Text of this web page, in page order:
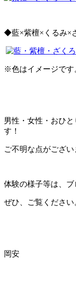
◆藍×紫檀×くるみ×
※色はイメージです
男性・女性・おひ
す！
ご不明な点がござ
体験の様子等は、ブ
ぜひ、ご覧ください
岡安